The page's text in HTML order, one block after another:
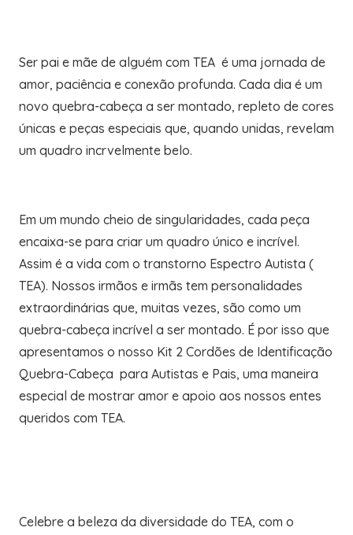
Ser pai e mãe de alguém com TEA é uma jornada de
amor, paciência e conexão profunda. Cada dia é um
novo quebra-cabeça a ser montado, repleto de cores
únicas e peças especiais que, quando unidas, revelam
um quadro incrvelmente belo.
Em um mundo cheio de singularidades, cada peça
encaixa-se para criar um quadro único e incrível.
Assim é a vida com o transtorno Espectro Autista (
TEA). Nossos irmãos e irmãs tem personalidades
extraordinárias que, muitas vezes, são como um
quebra-cabeça incrível a ser montado. É por isso que
apresentamos o nosso Kit 2 Cordões de Identificação
Quebra-Cabeça para Autistas e Pais, uma maneira
especial de mostrar amor e apoio aos nossos entes
queridos com TEA.
Celebre a beleza da diversidade do TEA, com o